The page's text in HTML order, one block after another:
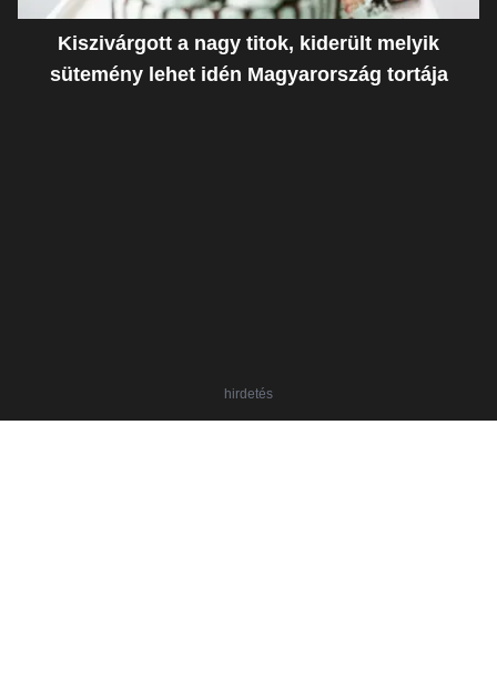
Kiszivárgott a nagy titok, kiderült melyik
sütemény lehet idén Magyarország tortája
hirdetés